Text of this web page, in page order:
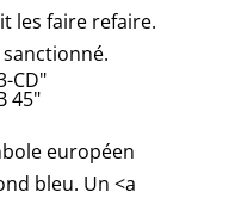
les faire refaire.
CD"
45"
européen
bleu. Un <a